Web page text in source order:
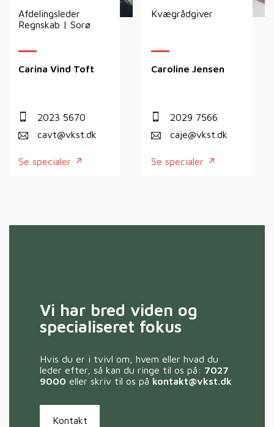
Afdelingsleder
Regnskab | Sorø
Carina Vind Toft
2023 5670
cavt@vkst.dk
Se specialer
Kvægrådgiver
Caroline Jensen
2029 7566
caje@vkst.dk
Se specialer
Vi har bred viden og
specialiseret fokus
Hvis du er i tvivl om, hvem eller hvad du
leder efter, så kan du ringe til os på: 7027
9000 eller skriv til os på kontakt@vkst.dk
Kontakt